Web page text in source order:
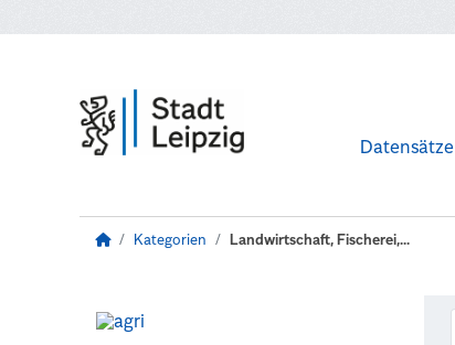
Datensätze
Kategorien Landwirtschaft, Fischerei,...